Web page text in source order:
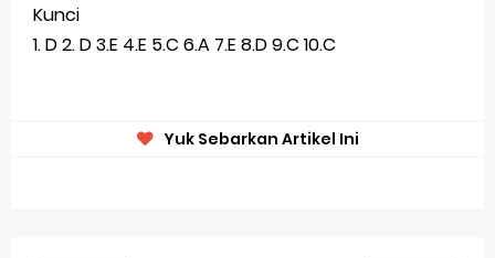
Kunci
1. D 2. D 3.E 4.E 5.C 6.A 7.E 8.D 9.C 10.C
Yuk Sebarkan Artikel Ini